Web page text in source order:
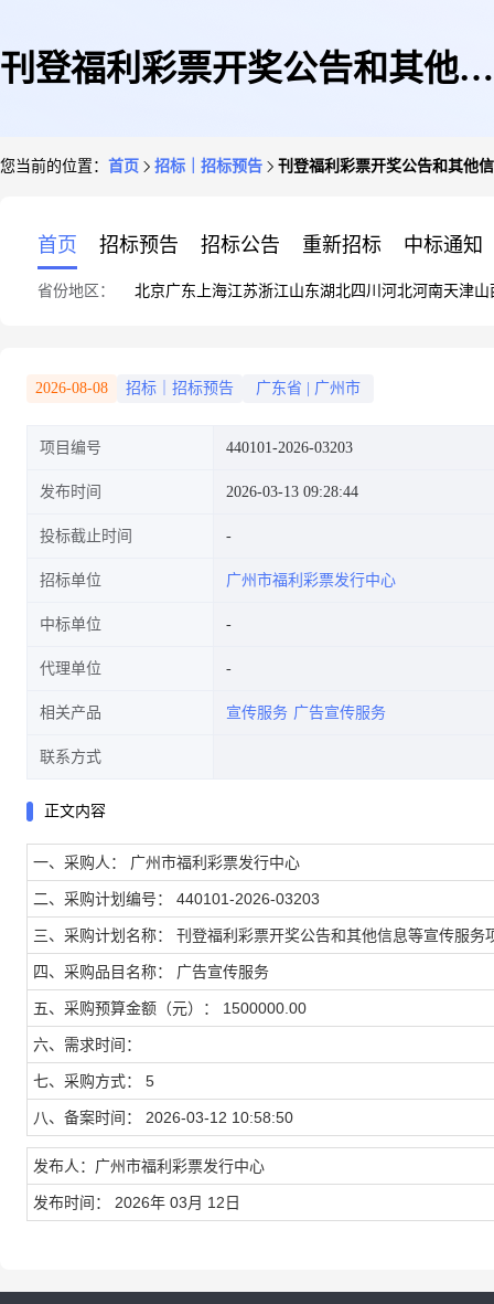
刊登福利彩票开奖公告和其他信
您当前的位置： 首页 招标｜招标预告 刊登福利彩票开奖公告和其他
首页 招标预告 招标公告 重新招标 中标通知
省份地区： 北京广东 上海江苏浙江山东湖北四川 河北河南天津山
2026-08-08 招标｜招标预告 广东省 广州市
项目编号 440101-2026-03203
发布时间 2026-03-13 09:28:44
投标截止时间
招标单位 广州市福利彩票发行中心
中标单位
代理单位
相关产品 宣传服务 广告宣传服务
联系方式
正文内容
一、采购人： 广州市福利彩票发行中心
二、采购计划编号： 440101-2026-03203
三、采购计划名称： 刊登福利彩票开奖公告和其他信息等宣传服务
四、采购品目名称： 广告宣传服务
五、采购预算金额（元）： 1500000.00
六、需求时间：
七、采购方式： 5
八、备案时间： 2026-03-12 10:58:50
发布人：广州市福利彩票发行中心
发布时间： 2026年 03月 12日